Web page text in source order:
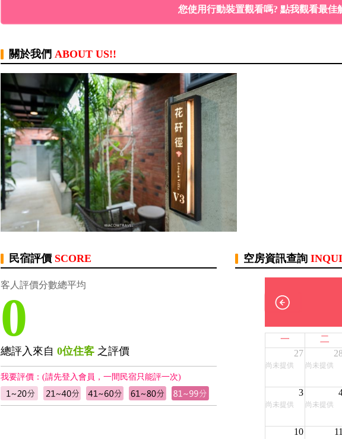
您使用行動裝置觀看嗎? 點我觀看最佳
關於我們 ABOUT US!!
民宿評價 SCORE
客人評價分數總平均
0
總評入來自 0位住客 之評價
我要評價：(請先登入會員，一間民宿只能評一次)
空房資訊查詢
一 二
27
尚未提供 尚未提供
3
尚未提供 尚未提供
10 11